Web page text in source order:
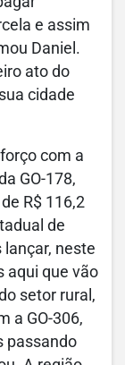
e assim
Daniel.
ato do
cidade
com a
GO-178,
R$ 116,2
de
lançar, neste
aqui que vão
setor rural,
a GO-306,
passando